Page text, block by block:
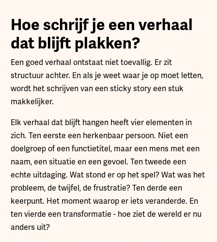
Hoe schrijf je een verhaal
dat blijft plakken?
Een goed verhaal ontstaat niet toevallig. Er zit
structuur achter. En als je weet waar je op moet letten,
wordt het schrijven van een sticky story een stuk
makkelijker.
Elk verhaal dat blijft hangen heeft vier elementen in
zich. Ten eerste een herkenbaar persoon. Niet een
doelgroep of een functietitel, maar een mens met een
naam, een situatie en een gevoel. Ten tweede een
echte uitdaging. Wat stond er op het spel? Wat was het
probleem, de twijfel, de frustratie? Ten derde een
keerpunt. Het moment waarop er iets veranderde. En
ten vierde een transformatie - hoe ziet de wereld er nu
anders uit?